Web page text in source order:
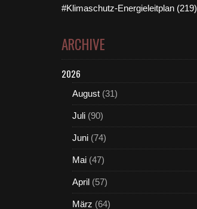
#Klimaschutz-Energieleitplan (219)
ARCHIVE
2026
August (31)
Juli (90)
Juni (74)
Mai (47)
April (57)
März (64)